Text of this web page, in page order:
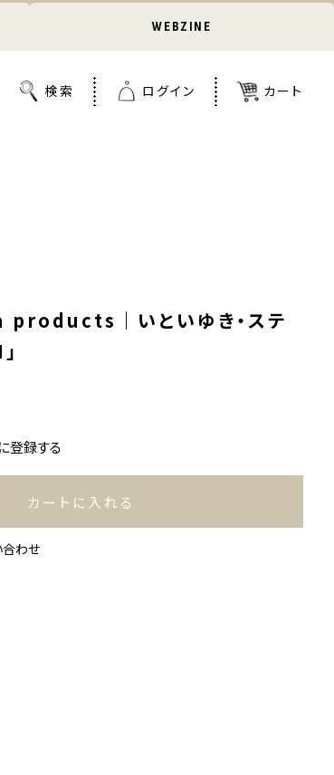
WEBZINE
｜いといゆき・ステ
登録する
カートに入れる
わせ